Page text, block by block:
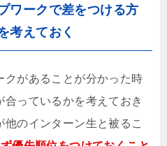
ワークで差をつける方
考えておく
クがあることが分かった時
っているかを考えておき
他のインターン生と被るこ